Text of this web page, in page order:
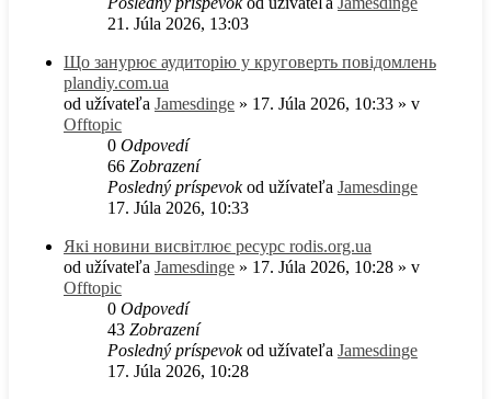
21. Júla 2026, 13:03
Що занурює аудиторію у круговерть повідомлень
plandiy.com.ua
od užívateľa Jamesdinge » 17. Júla 2026, 10:33 » v
Offtopic
0 Odpovedí
66 Zobrazení
Posledný príspevokod užívateľa Jamesdinge
17. Júla 2026, 10:33
Які новини висвітлює ресурс rodis.org.ua
od užívateľa Jamesdinge » 17. Júla 2026, 10:28 » v
Offtopic
0 Odpovedí
43 Zobrazení
Posledný príspevokod užívateľa Jamesdinge
17. Júla 2026, 10:28